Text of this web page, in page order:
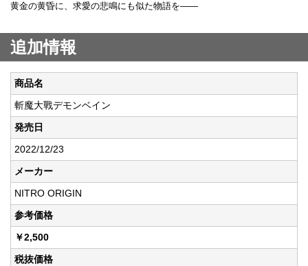
黄金の黄昏に、求愛の悲鳴にも似た物語を――
追加情報
商品名
斬魔大戰デモンベイン
発売日
2022/12/23
メーカー
NITRO ORIGIN
参考価格
￥2,500
税抜価格